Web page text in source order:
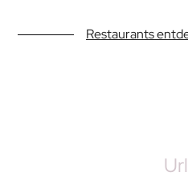
Restaurants